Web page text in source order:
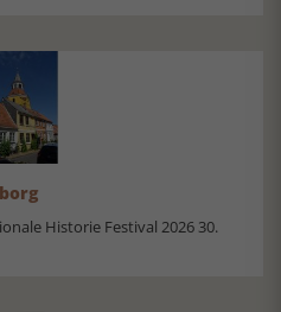
Historie Festival 2026 30.